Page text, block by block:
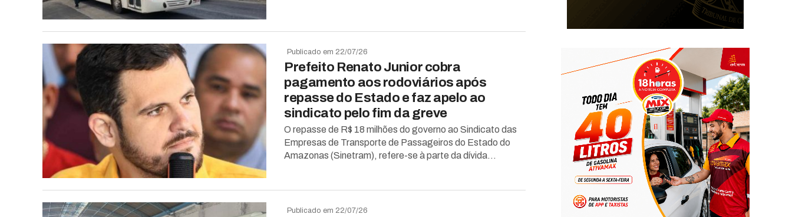
Publicado em 22/07/26
Prefeito Renato Junior cobra
pagamento aos rodoviários após
repasse do Estado e faz apelo ao
sindicato pelo fim da greve
O repasse de R$ 18 milhões do governo ao Sindicato das
Empresas de Transporte de Passageiros do Estado do
Amazonas (Sinetram), refere-se à parte da dívida...
Publicado em 22/07/26